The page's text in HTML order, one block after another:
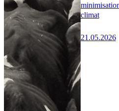
climat
21.05.2026